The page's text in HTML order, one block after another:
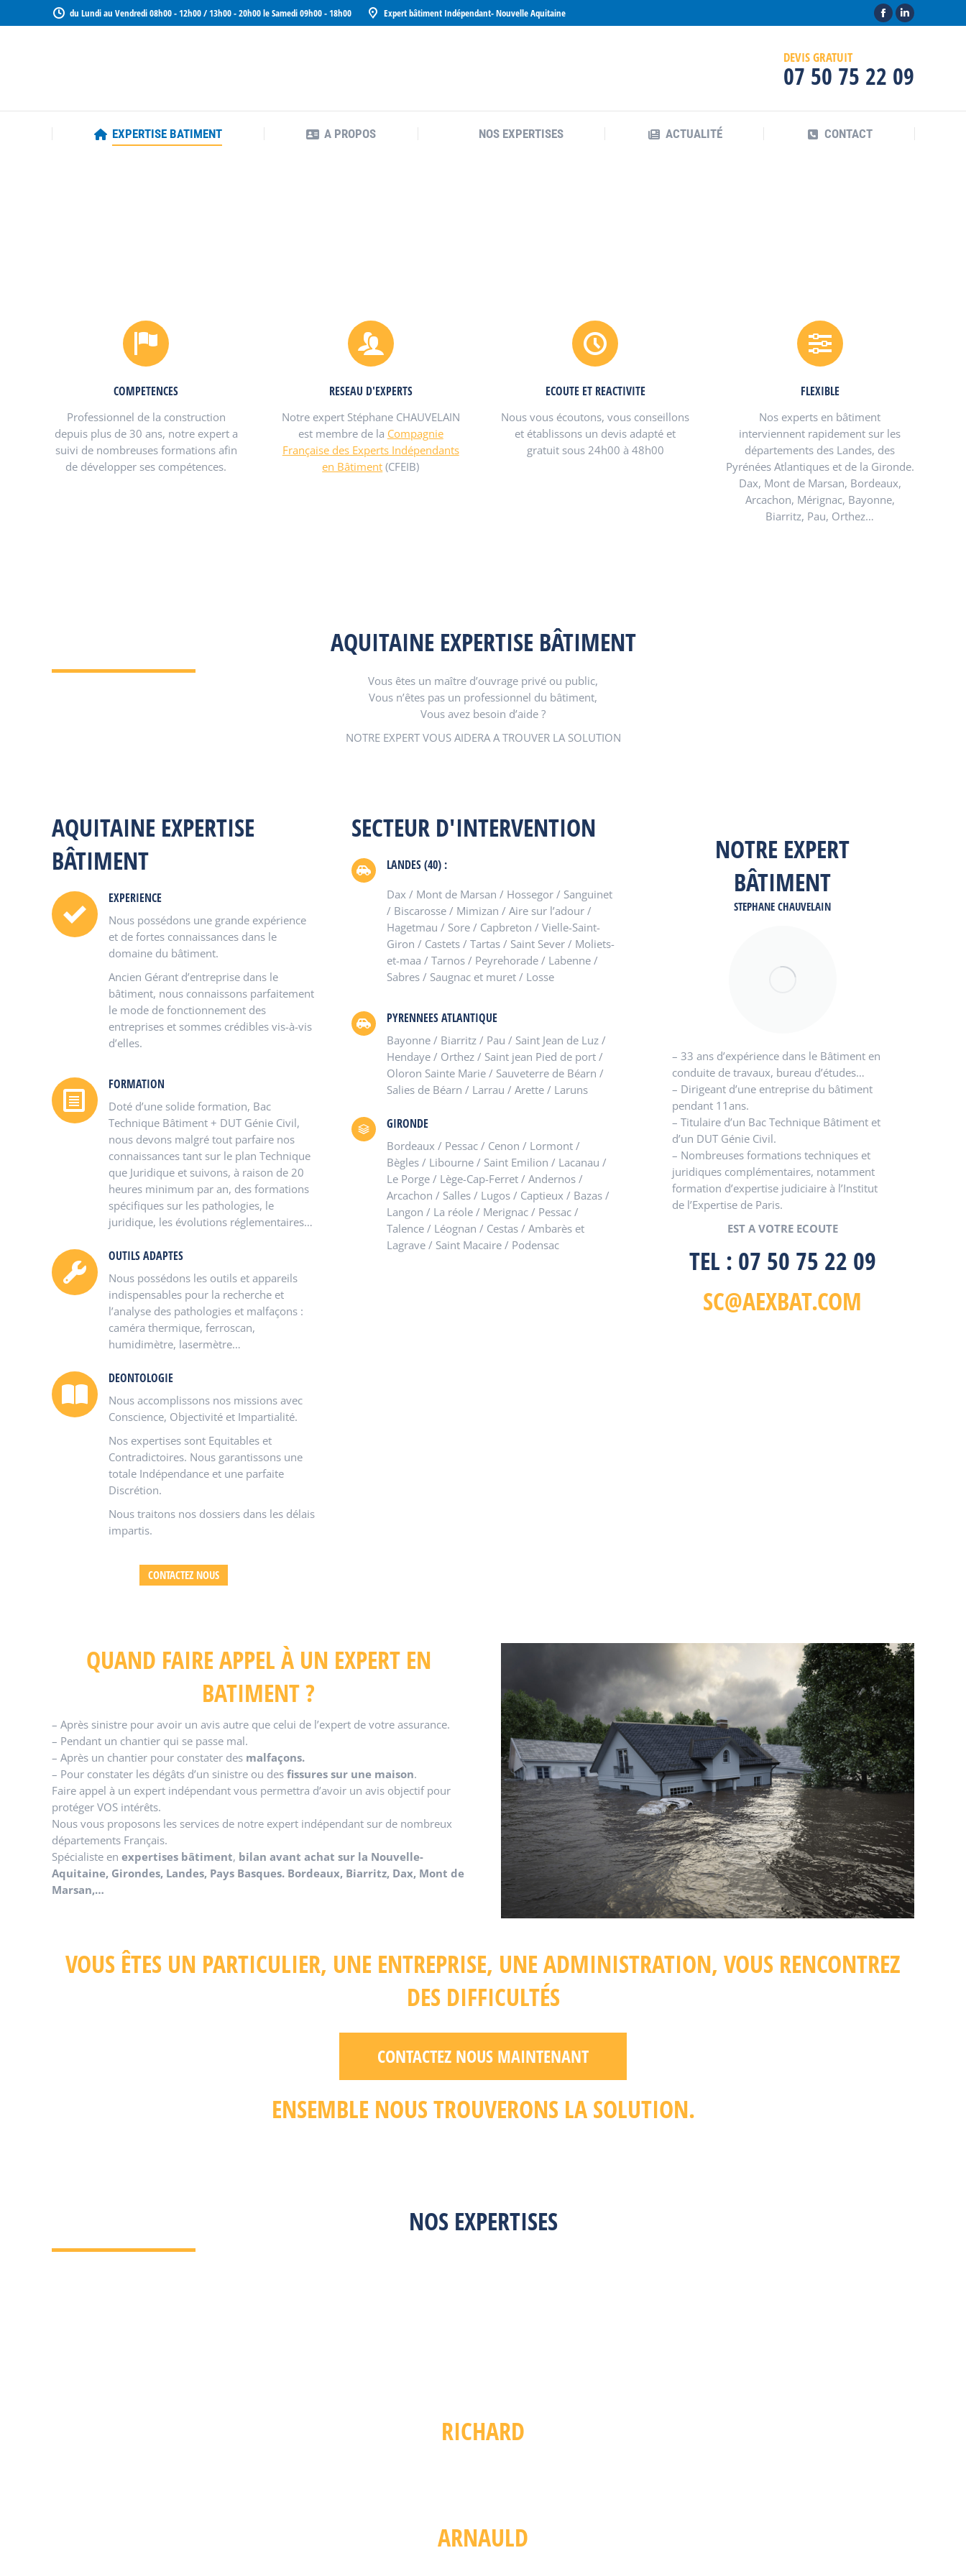
du Lundi au Vendredi 08h00 - 12h00 / 13h00 - 20h00 le Samedi 09h00 - 18h00 Expert bâtiment Indépendant- Nouvelle Aquitaine
La
s'ouvre
une
La
s'ouvre
une
DEVIS GRATUIT
07 50 75 22 09
EXPERTISE BATIMENT A PROPOS NOS EXPERTISES ACTUALITÉ CONTACT
COMPETENCES
Professionnel de la construction
depuis plus de 30 ans, notre expert a
suivi de nombreuses formations afin
de développer ses compétences.
RESEAU D'EXPERTS
Notre expert Stéphane CHAUVELAIN
est membre de la Compagnie
Française des Experts Indépendants
en Bâtiment (CFEIB)
ECOUTE ET REACTIVITE
Nous vous écoutons, vous conseillons
et établissons un devis adapté et
gratuit sous 24h00 à 48h00
FLEXIBLE
Nos experts en bâtiment
interviennent rapidement sur les
départements des Landes, des
Pyrénées Atlantiques et de la Gironde.
Dax, Mont de Marsan, Bordeaux,
Arcachon, Mérignac, Bayonne,
Biarritz, Pau, Orthez…
AQUITAINE EXPERTISE BÂTIMENT
Vous êtes un maître d’ouvrage privé ou public,
Vous n’êtes pas un professionnel du bâtiment,
Vous avez besoin d’aide ?
NOTRE EXPERT VOUS AIDERA A TROUVER LA SOLUTION
AQUITAINE EXPERTISE
BÂTIMENT
EXPERIENCE
Nous possédons une grande expérience
et de fortes connaissances dans le
domaine du bâtiment.
Ancien Gérant d’entreprise dans le
bâtiment, nous connaissons parfaitement
le mode de fonctionnement des
entreprises et sommes crédibles vis-à-vis
d’elles.
FORMATION
Doté d’une solide formation, Bac
Technique Bâtiment + DUT Génie Civil,
nous devons malgré tout parfaire nos
connaissances tant sur le plan Technique
que Juridique et suivons, à raison de 20
heures minimum par an, des formations
spécifiques sur les pathologies, le
juridique, les évolutions réglementaires…
OUTILS ADAPTES
Nous possédons les outils et appareils
indispensables pour la recherche et
l’analyse des pathologies et malfaçons :
caméra thermique, ferroscan,
humidimètre, lasermètre…
DEONTOLOGIE
Nous accomplissons nos missions avec
Conscience, Objectivité et Impartialité.
Nos expertises sont Equitables et
Contradictoires. Nous garantissons une
totale Indépendance et une parfaite
Discrétion.
Nous traitons nos dossiers dans les délais
impartis.
CONTACTEZ NOUS
SECTEUR D'INTERVENTION
LANDES (40) :
Dax / Mont de Marsan / Hossegor / Sanguinet
/ Biscarosse / Mimizan / Aire sur l’adour /
Hagetmau / Sore / Capbreton / Vielle-Saint-
Giron / Castets / Tartas / Saint Sever / Moliets-
et-maa / Tarnos / Peyrehorade / Labenne /
Sabres / Saugnac et muret / Losse
PYRENNEES ATLANTIQUE
Bayonne / Biarritz / Pau / Saint Jean de Luz /
Hendaye / Orthez / Saint jean Pied de port /
Oloron Sainte Marie / Sauveterre de Béarn /
Salies de Béarn / Larrau / Arette / Laruns
GIRONDE
Bordeaux / Pessac / Cenon / Lormont /
Bègles / Libourne / Saint Emilion / Lacanau /
Le Porge / Lège-Cap-Ferret / Andernos /
Arcachon / Salles / Lugos / Captieux / Bazas /
Langon / La réole / Merignac / Pessac /
Talence / Léognan / Cestas / Ambarès et
Lagrave / Saint Macaire / Podensac
NOTRE EXPERT
BÂTIMENT
STEPHANE CHAUVELAIN
– 33 ans d’expérience dans le Bâtiment en
conduite de travaux, bureau d’études…
– Dirigeant d’une entreprise du bâtiment
pendant 11ans.
– Titulaire d’un Bac Technique Bâtiment et
d’un DUT Génie Civil.
– Nombreuses formations techniques et
juridiques complémentaires, notamment
formation d’expertise judiciaire à l’Institut
de l’Expertise de Paris.
EST A VOTRE ECOUTE
TEL : 07 50 75 22 09
SC@AEXBAT.COM
QUAND FAIRE APPEL À UN EXPERT EN
BATIMENT ?
– Après sinistre pour avoir un avis autre que celui de l’expert de votre assurance.
– Pendant un chantier qui se passe mal.
– Après un chantier pour constater des malfaçons.
– Pour constater les dégâts d’un sinistre ou des fissures sur une maison.
Faire appel à un expert indépendant vous permettra d’avoir un avis objectif pour
protéger VOS intérêts.
Nous vous proposons les services de notre expert indépendant sur de nombreux
départements Français.
Spécialiste en expertises bâtiment, bilan avant achat sur la Nouvelle-
Aquitaine, Girondes, Landes, Pays Basques. Bordeaux, Biarritz, Dax, Mont de
Marsan,…
VOUS ÊTES UN PARTICULIER, UNE ENTREPRISE, UNE ADMINISTRATION, VOUS RENCONTREZ
DES DIFFICULTÉS
CONTACTEZ NOUS MAINTENANT
ENSEMBLE NOUS TROUVERONS LA SOLUTION.
NOS EXPERTISES
RICHARD
ARNAULD